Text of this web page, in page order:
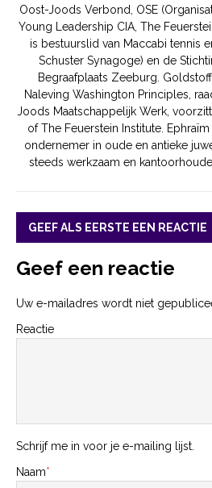
Oost-Joods Verbond, OSE
Young Leadership CIA, The
is bestuurslid van Maccabi tennis
Schuster Synagoge) en de
Begraafplaats Zeeburg.
Naleving Washington Principles,
Joods Maatschappelijk Werk,
of The Feuerstein Institute.
ondernemer in oude en antieke
steeds werkzaam en
GEEF ALS EERSTE EEN REACTIE
Geef een reactie
Uw e-mailadres wordt niet
Reactie
Schrijf me in voor je e-mailing lijst.
Naam*